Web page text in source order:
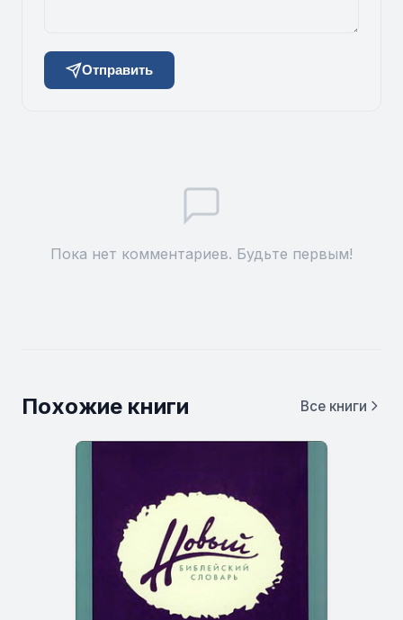
Отправить
Пока нет комментариев. Будьте первым!
Похожие книги Все книги